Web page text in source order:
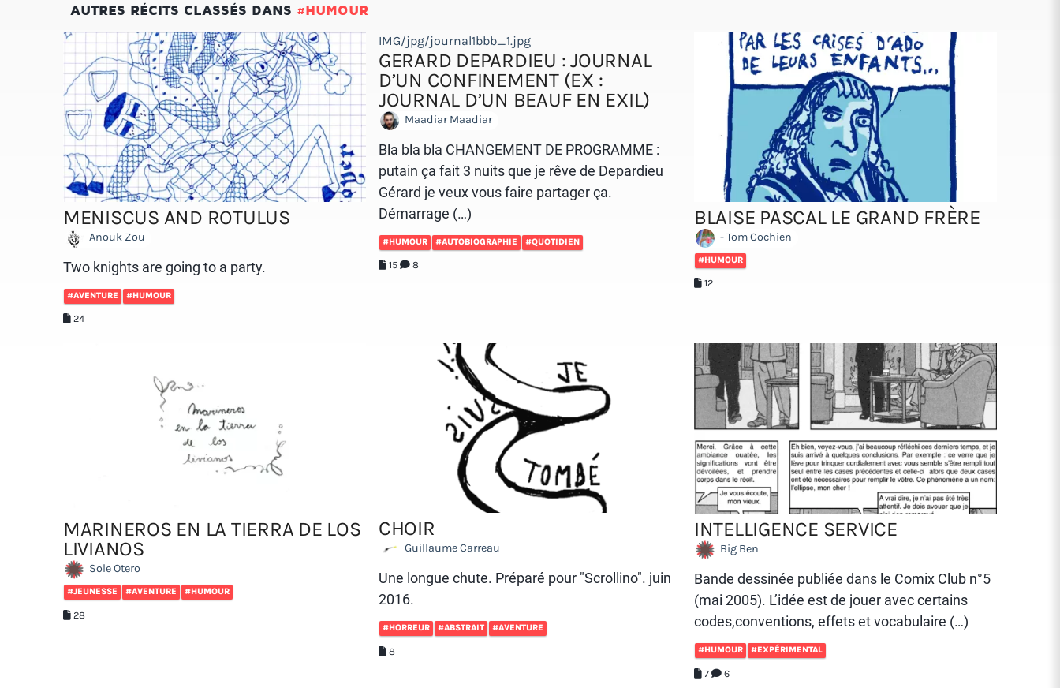
AUTRES RÉCITS CLASSÉS DANS #HUMOUR
MENISCUS AND ROTULUS
Anouk Zou
Two knights are going to a party.
#AVENTURE #HUMOUR
24
IMG/jpg/journal1bbb_1.jpg
GERARD DEPARDIEU : JOURNAL
D’UN CONFINEMENT (EX :
JOURNAL D’UN BEAUF EN EXIL)
Maadiar Maadiar
Bla bla bla CHANGEMENT DE PROGRAMME :
putain ça fait 3 nuits que je rêve de Depardieu
Gérard je veux vous faire partager ça.
Démarrage (…)
#HUMOUR #AUTOBIOGRAPHIE #QUOTIDIEN
15 8
BLAISE PASCAL LE GRAND FRÈRE
- Tom Cochien
#HUMOUR
12
MARINEROS EN LA TIERRA DE LOS
LIVIANOS
Sole Otero
#JEUNESSE #AVENTURE #HUMOUR
28
CHOIR
Guillaume Carreau
Une longue chute. Préparé pour "Scrollino". juin
2016.
#HORREUR #ABSTRAIT #AVENTURE
8
INTELLIGENCE SERVICE
Big Ben
Bande dessinée publiée dans le Comix Club n°5
(mai 2005). L’idée est de jouer avec certains
codes,conventions, effets et vocabulaire (…)
#HUMOUR #EXPÉRIMENTAL
7 6